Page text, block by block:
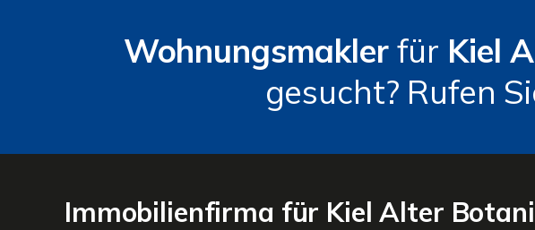
Wohnungsmaklerfür Kiel
gesucht? Rufen
Immobilienfirma für Kiel Alter